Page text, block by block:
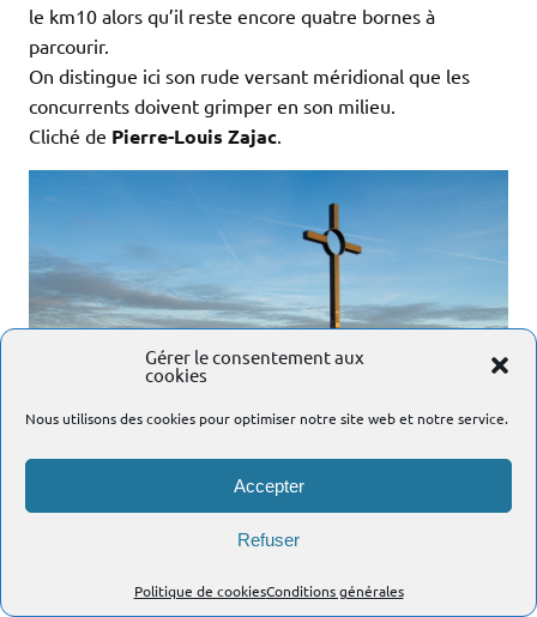
Gérer le consentement aux
cookies
Nous utilisons des cookies pour optimiser notre site web et notre service.
Accepter
Refuser
Politique de cookiesConditions générales
le km10 alors qu’il reste encore quatre bornes à
parcourir.
On distingue ici son rude versant méridional que les
concurrents doivent grimper en son milieu.
Cliché de Pierre-Louis Zajac
crêt de la Goutte, ici lors du lever du soleil, est le clou de